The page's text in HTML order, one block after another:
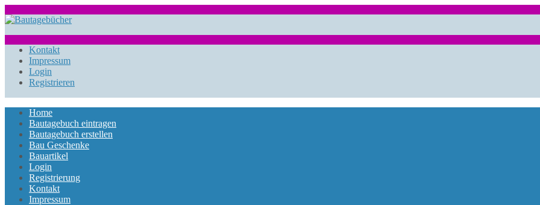
bautagebuch-
liste.de
Kontakt
Impressum
Login
Registrieren
Hauptmenü
Home
Bautagebuch eintragen
Bautagebuch erstellen
Bau Geschenke
Bauartikel
Login
Registrierung
Kontakt
Impressum